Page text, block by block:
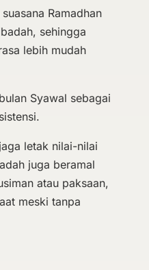
Ramadhan
sehingga
lebih mudah
Syawal sebagai
letak nilai-nilai
juga beramal
atau paksaan,
meski tanpa